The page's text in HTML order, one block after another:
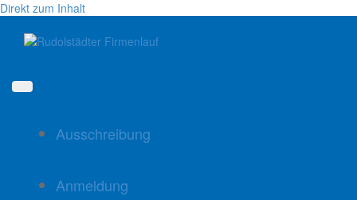
Direkt zum Inhalt
Ausschreibung
Anmeldung